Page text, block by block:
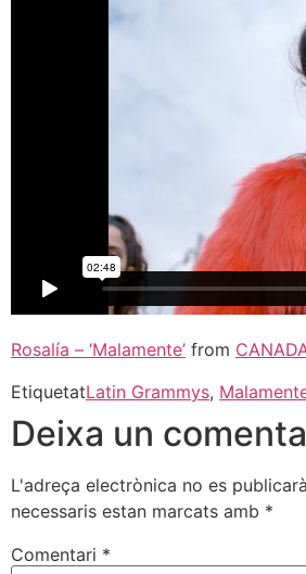
Rosalía – ‘Malamente’ from
EtiquetatLatin Grammys,
Deixa un
L'adreça electrònica no es
necessaris estan marcats amb *
Comentari *